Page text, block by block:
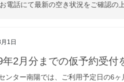
電話にて最新の空き状況をご確認
1日
年2月分までの仮予約受付
ンター南陽では、ご利用予定日の6ヶ